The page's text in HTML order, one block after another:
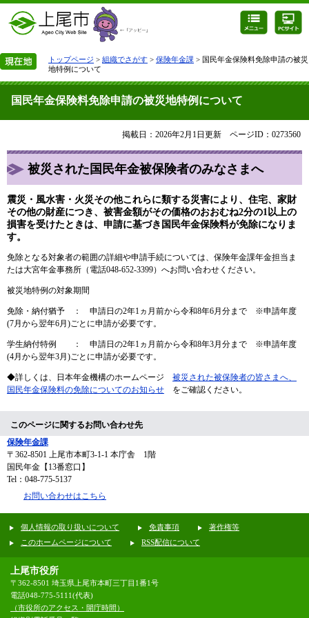
トップページ > 組織でさがす > 保険年金課 > 国民年金保険料免除申請の被災
地特例について
国民年金保険料免除申請の被災地特例について
掲載日：2026年2月1日更新 ページID：0273560
被災された国民年金被保険者のみなさまへ
震災・風水害・火災その他これらに類する災害により、住宅、家財
その他の財産につき、被害金額がその価格のおおむね2分の1以上の
損害を受けたときは、申請に基づき国民年金保険料が免除になりま
す。
免除となる対象者の範囲の詳細や申請手続については、保険年金課年金担当ま
たは大宮年金事務所（電話048-652-3399）へお問い合わせください。​
被災地特例の対象期間
免除・納付猶予 ： 申請日の2年1ヵ月前から令和8年6月分まで ※申請年度
(7月から翌年6月)ごとに申請が必要です。
学生納付特例 ： 申請日の2年1ヵ月前から令和8年3月分まで ※申請年度
(4月から翌年3月)ごとに申請が必要です。
◆詳しくは、日本年金機構のホームページ 被災された被保険者の皆さまへ、
国民年金保険料の免除についてのお知らせ をご確認ください。
このページに関するお問い合わせ先
保険年金課
〒362-8501
上尾市本町3-1-1 本庁舎 1階
国民年金【13番窓口】
Tel：048-775-5137
お問い合わせはこちら
個人情報の取り扱いについて 免責事項
著作権等
このホームページについて
RSS配信について
上尾市役所
〒362-8501 埼玉県上尾市本町三丁目1番1号
電話048-775-5111(代表)
（市役所のアクセス・開庁時間）